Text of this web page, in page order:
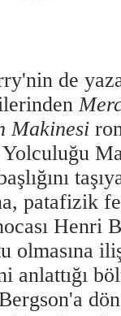
de
Makinesi
patafizik
Henri
olmasına
anlattığı
Bergson'a